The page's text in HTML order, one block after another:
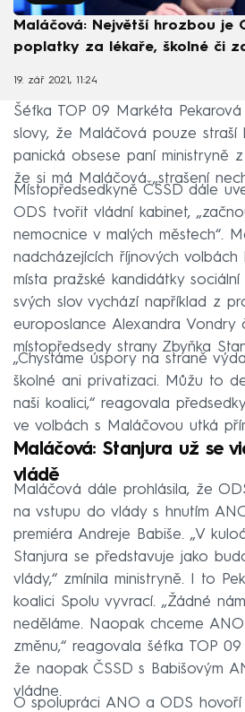
Maláčová: Největší hrozbou je
poplatky za lékaře, školné či
19. zář 2021, 11:24
Šéfka TOP 09 Markéta
slovy, že Maláčová pouze straší
panická obsese paní ministryně
že si má Maláčová „strašení
Místopředsedkyně ČSSD dále
ODS tvořit vládní kabinet,
nemocnice v malých městech“.
nadcházejících říjnových
místa pražské kandidátky
svých slov vychází například z
europoslance Alexandra Vondry
místopředsedy strany Zbyňka
„Chystáme úspory na straně
školné ani privatizaci. Můžu to
naši koalici,“ reagovala
ve volbách s Maláčovou utká
Maláčová: Stanjura už se
vládě
Maláčová dále prohlásila, že
na vstupu do vlády s hnutím
premiéra Andreje Babiše. „V
Stanjura se představuje jako
vlády,“ zmínila ministryně. I to
koalici Spolu vyvrací. „Žádné
neděláme. Naopak chceme
změnu,“ reagovala šéfka TOP
že naopak ČSSD s Babišovým
vládne.
O spolupráci ANO a ODS